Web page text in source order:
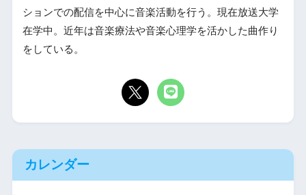
ションでの配信を中心に音楽活動を行う。現在放送大学
在学中。近年は音楽療法や音楽心理学を活かした曲作り
をしている。
カレンダー